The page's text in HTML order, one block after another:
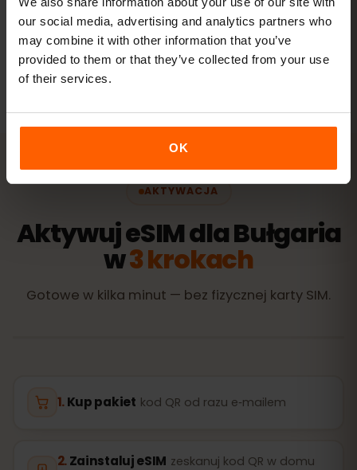
our social media, advertising and analytics partners who
may combine it with other information that you’ve
provided to them or that they’ve collected from your use
of their services.
OK
Wszystkie wartości są orientacyjne. Rzeczywiste zużycie
zależy od urządzenia, ustawień aplikacji i sposobu
korzystania.
AKTYWACJA
Aktywuj eSIM dla Bułgaria
w3 krokach
Gotowe w kilka minut — bez fizycznej karty SIM.
Kup pakiet kod QR od razu e‑mailem
Zainstaluj eSIM zeskanuj kod QR w domu